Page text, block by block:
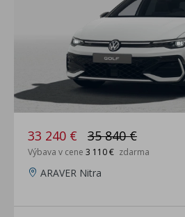
33 240 € 35 840 €
Výbava v cene 3 110 € zdarma
ARAVER Nitra